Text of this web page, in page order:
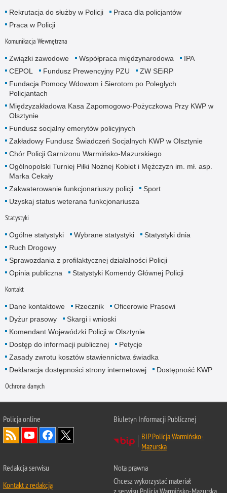
Rekrutacja do służby w Policji
Praca dla policjantów
Praca w Policji
Komunikacja Wewnętrzna
Związki zawodowe Współpraca międzynarodowa
IPA
CEPOL
Fundusz Prewencyjny PZU
ZW SEiRP
Fundacja Pomocy Wdowom i Sierotom po Poległych
Policjantach
Międzyzakładowa Kasa Zapomogowo-Pożyczkowa Przy KWP w
Olsztynie
Fundusz socjalny emerytów policyjnych
Zakładowy Fundusz Świadczeń Socjalnych KWP w Olsztynie
Chór Policji Garnizonu Warmińsko-Mazurskiego
Ogólnopolski Turniej Piłki Nożnej Kobiet i Mężczyzn im. mł. asp.
Marka Cekały
Zakwaterowanie funkcjonariuszy policji
Sport
Uzyskaj status weterana funkcjonariusza
Statystyki
Ogólne statystyki Wybrane statystyki
Statystyki dnia
Ruch Drogowy
Sprawozdania z profilaktycznej działalności Policji
Opinia publiczna
Statystyki Komendy Głównej Policji
Kontakt
Dane kontaktowe Rzecznik
Oficerowie Prasowi
Dyżur prasowy
Skargi i wnioski
Komendant Wojewódzki Policji w Olsztynie
Dostęp do informacji publicznej
Petycje
Zasady zwrotu kosztów stawiennictwa świadka
Deklaracja dostępności strony internetowej
Dostępność KWP
Ochrona danych
Policja online
Biuletyn Informacji Publicznej
BIP Policja Warmińsko-
Mazurska
Redakcja serwisu
Kontakt z redakcją
Nota prawna
Chcesz wykorzystać materiał
z serwisu Policja Warmińsko-Mazurska.